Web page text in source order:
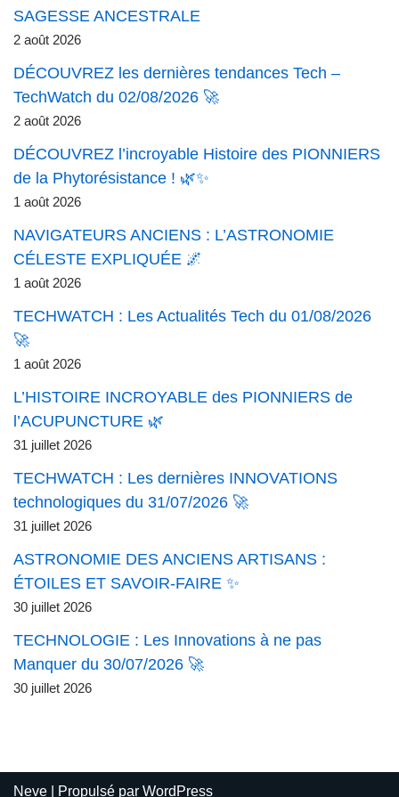
SAGESSE ANCESTRALE
2 août 2026
DÉCOUVREZ les dernières tendances Tech –
TechWatch du 02/08/2026 🚀
2 août 2026
DÉCOUVREZ l’incroyable Histoire des PIONNIERS
de la Phytorésistance ! 🌿✨
1 août 2026
NAVIGATEURS ANCIENS : L’ASTRONOMIE
CÉLESTE EXPLIQUÉE 🌌
1 août 2026
TECHWATCH : Les Actualités Tech du 01/08/2026
🚀
1 août 2026
L’HISTOIRE INCROYABLE des PIONNIERS de
l’ACUPUNCTURE 🌿
31 juillet 2026
TECHWATCH : Les dernières INNOVATIONS
technologiques du 31/07/2026 🚀
31 juillet 2026
ASTRONOMIE DES ANCIENS ARTISANS :
ÉTOILES ET SAVOIR-FAIRE ✨
30 juillet 2026
TECHNOLOGIE : Les Innovations à ne pas
Manquer du 30/07/2026 🚀
30 juillet 2026
Neve | Propulsé par WordPress